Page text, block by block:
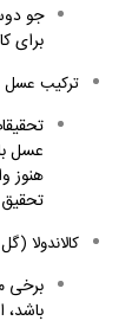
جو
برای
ترکیب عسل
عسل
هنوز
کالاندولا
برخی
باشد،